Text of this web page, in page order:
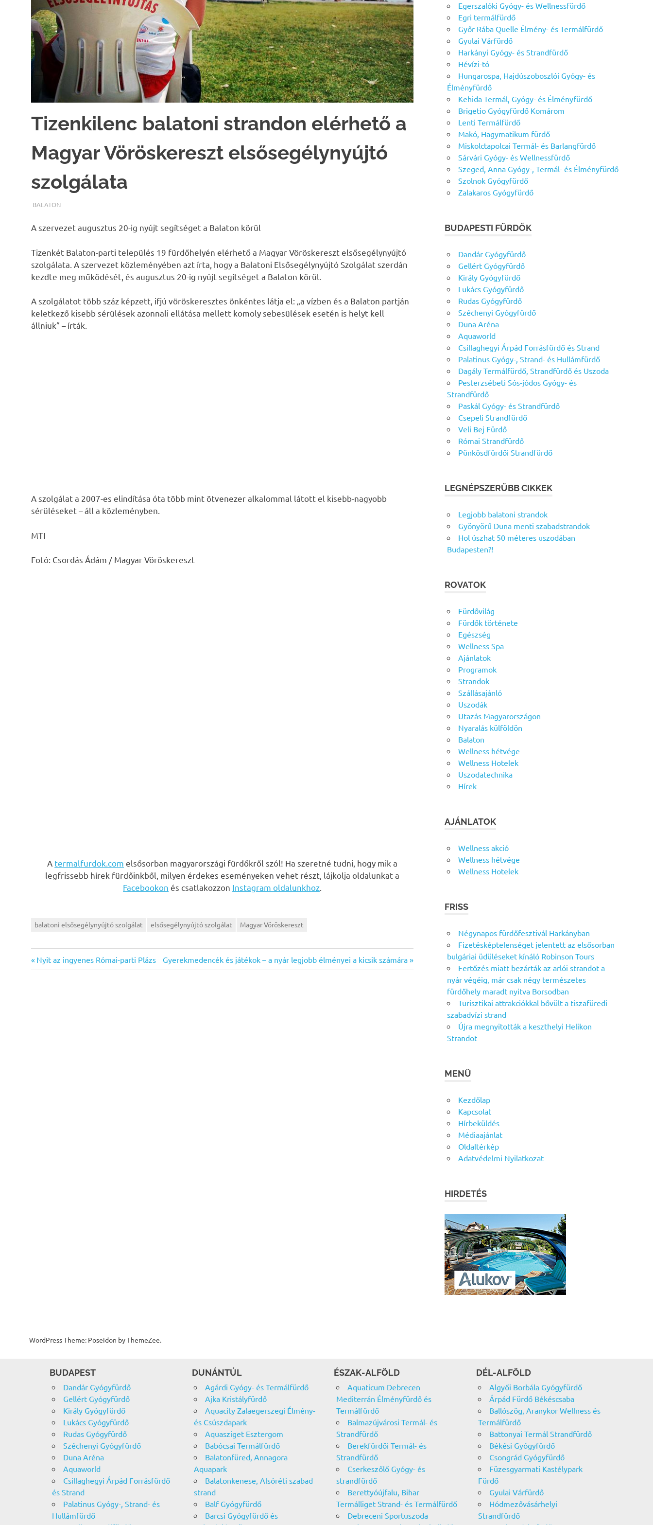
Tizenkilenc balatoni strandon elérhető a
Magyar Vöröskereszt elsősegélynyújtó
szolgálata
TERMALFURDOK.COM
BALATON
A szervezet augusztus 20-ig nyújt segítséget a Balaton körül
Tizenkét Balaton-parti település 19 fürdőhelyén elérhető a Magyar Vöröskereszt elsősegélynyújtó
szolgálata. A szervezet közleményében azt írta, hogy a Balatoni Elsősegélynyújtó Szolgálat szerdán
kezdte meg működését, és augusztus 20-ig nyújt segítséget a Balaton körül.
A szolgálatot több száz képzett, ifjú vöröskeresztes önkéntes látja el: „a vízben és a Balaton partján
keletkező kisebb sérülések azonnali ellátása mellett komoly sebesülések esetén is helyt kell
állniuk” – írták.
A szolgálat a 2007-es elindítása óta több mint ötvenezer alkalommal látott el kisebb-nagyobb
sérüléseket – áll a közleményben.
MTI
Fotó: Csordás Ádám / Magyar Vöröskereszt
A termalfurdok.com elsősorban magyarországi fürdőkről szól! Ha szeretné tudni, hogy mik a
legfrissebb hírek fürdőinkből, milyen érdekes eseményeken vehet részt, lájkolja oldalunkat a
Facebookon és csatlakozzon Instagram oldalunkhoz.
balatoni elsősegélynyújtó szolgálat elsősegélynyújtó szolgálat Magyar Vöröskereszt
Bejegyzés
Previous
Post:
Nyit az ingyenes Római-parti Plázs
Next
Post:
Gyerekmedencék és játékok – a nyár legjobb élményei a kicsik számára
Egerszalóki Gyógy- és Wellnessfürdő
Egri termálfürdő
Győr Rába Quelle Élmény- és Termálfürdő
Gyulai Várfürdő
Harkányi Gyógy- és Strandfürdő
Hévízi-tó
Hungarospa, Hajdúszoboszlói Gyógy- és
Élményfürdő
Kehida Termál, Gyógy- és Élményfürdő
Brigetio Gyógyfürdő Komárom
Lenti Termálfürdő
Makó, Hagymatikum fürdő
Miskolctapolcai Termál- és Barlangfürdő
Sárvári Gyógy- és Wellnessfürdő
Szeged, Anna Gyógy-, Termál- és Élményfürdő
Szolnok Gyógyfürdő
Zalakaros Gyógyfürdő
BUDAPESTI FÜRDŐK
Dandár Gyógyfürdő
Gellért Gyógyfürdő
Király Gyógyfürdő
Lukács Gyógyfürdő
Rudas Gyógyfürdő
Széchenyi Gyógyfürdő
Duna Aréna
Aquaworld
Csillaghegyi Árpád Forrásfürdő és Strand
Palatinus Gyógy-, Strand- és Hullámfürdő
Dagály Termálfürdő, Strandfürdő és Uszoda
Pesterzsébeti Sós-jódos Gyógy- és
Strandfürdő
Paskál Gyógy- és Strandfürdő
Csepeli Strandfürdő
Veli Bej Fürdő
Római Strandfürdő
Pünkösdfürdői Strandfürdő
LEGNÉPSZERŰBB CIKKEK
Legjobb balatoni strandok
Gyönyörű Duna menti szabadstrandok
Hol úszhat 50 méteres uszodában
Budapesten?!
ROVATOK
Fürdővilág
Fürdők története
Egészség
Wellness Spa
Ajánlatok
Programok
Strandok
Szállásajánló
Uszodák
Utazás Magyarországon
Nyaralás külföldön
Balaton
Wellness hétvége
Wellness Hotelek
Uszodatechnika
Hírek
AJÁNLATOK
Wellness akció
Wellness hétvége
Wellness Hotelek
FRISS
Négynapos fürdőfesztivál Harkányban
Fizetésképtelenséget jelentett az elsősorban
bulgáriai üdüléseket kínáló Robinson Tours
Fertőzés miatt bezárták az arlói strandot a
nyár végéig, már csak négy természetes
fürdőhely maradt nyitva Borsodban
Turisztikai attrakciókkal bővült a tiszafüredi
szabadvízi strand
Újra megnyitották a keszthelyi Helikon
Strandot
MENÜ
Kezdőlap
Kapcsolat
Hírbeküldés
Médiaajánlat
Oldaltérkép
Adatvédelmi Nyilatkozat
HIRDETÉS
WordPress Theme: Poseidon by ThemeZee.
BUDAPEST
Dandár Gyógyfürdő
Gellért Gyógyfürdő
Király Gyógyfürdő
Lukács Gyógyfürdő
Rudas Gyógyfürdő
Széchenyi Gyógyfürdő
Duna Aréna
Aquaworld
Csillaghegyi Árpád Forrásfürdő
és Strand
Palatinus Gyógy-, Strand- és
Hullámfürdő
DUNÁNTÚL
Agárdi Gyógy- és Termálfürdő
Ajka Kristályfürdő
Aquacity Zalaegerszegi Élmény-
és Csúszdapark
Aquasziget Esztergom
Babócsai Termálfürdő
Balatonfüred, Annagora
Aquapark
Balatonkenese, Alsóréti szabad
strand
Balf Gyógyfürdő
Barcsi Gyógyfürdő és
ÉSZAK-ALFÖLD
Aquaticum Debrecen
Mediterrán Élményfürdő és
Termálfürdő
Balmazújvárosi Termál- és
Strandfürdő
Berekfürdői Termál- és
Strandfürdő
Cserkeszőlő Gyógy- és
strandfürdő
Berettyóújfalu, Bihar
Termálliget Strand- és Termálfürdő
Debreceni Sportuszoda
DÉL-ALFÖLD
Algyői Borbála Gyógyfürdő
Árpád Fürdő Békéscsaba
Ballószög, Aranykor Wellness és
Termálfürdő
Battonyai Termál Strandfürdő
Békési Gyógyfürdő
Csongrád Gyógyfürdő
Füzesgyarmati Kastélypark
Fürdő
Gyulai Várfürdő
Hódmezővásárhelyi
Strandfürdő